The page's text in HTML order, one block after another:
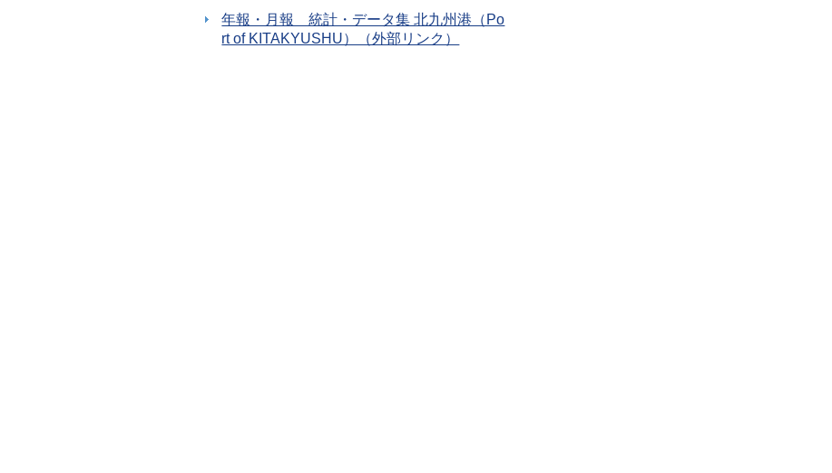
年報・月報 統計・データ集 北九州港（Po
rt of KITAKYUSHU）（外部リンク）